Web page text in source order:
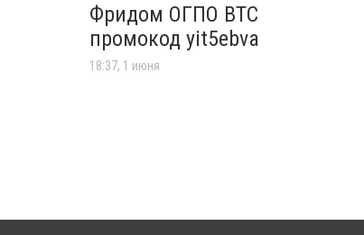
Фридом ОГПО ВТС
промокод yit5ebva
18:37, 1 июня